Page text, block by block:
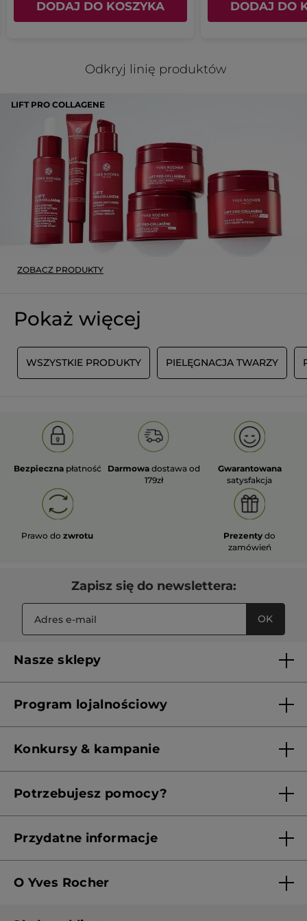
DODAJ DO KOSZYKA DODAJ DO
Odkryj linię produktów
LIFT PRO COLLAGENE
ZOBACZ PRODUKTY
Pokaż więcej
WSZYSTKIE PRODUKTY PIELĘGNACJA TWARZY
Bezpieczna płatność Darmowa dostawa od
179zł
Gwarantowana
satysfakcja
Prawo dozwrotu Prezenty do
zamówień
Zapisz się do newslettera:
OK
Nasze sklepy
Franczyza
Program lojalnościowy
Konkursy & kampanie
Potrzebujesz pomocy?
Przydatne informacje
Polityka prywatności
O Yves Rocher